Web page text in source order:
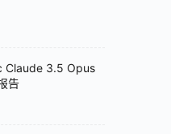
Claude 3.5 Opus
告